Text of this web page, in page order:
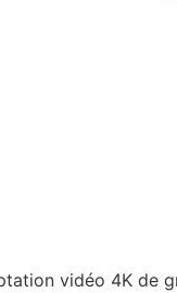
vidéo 4K de